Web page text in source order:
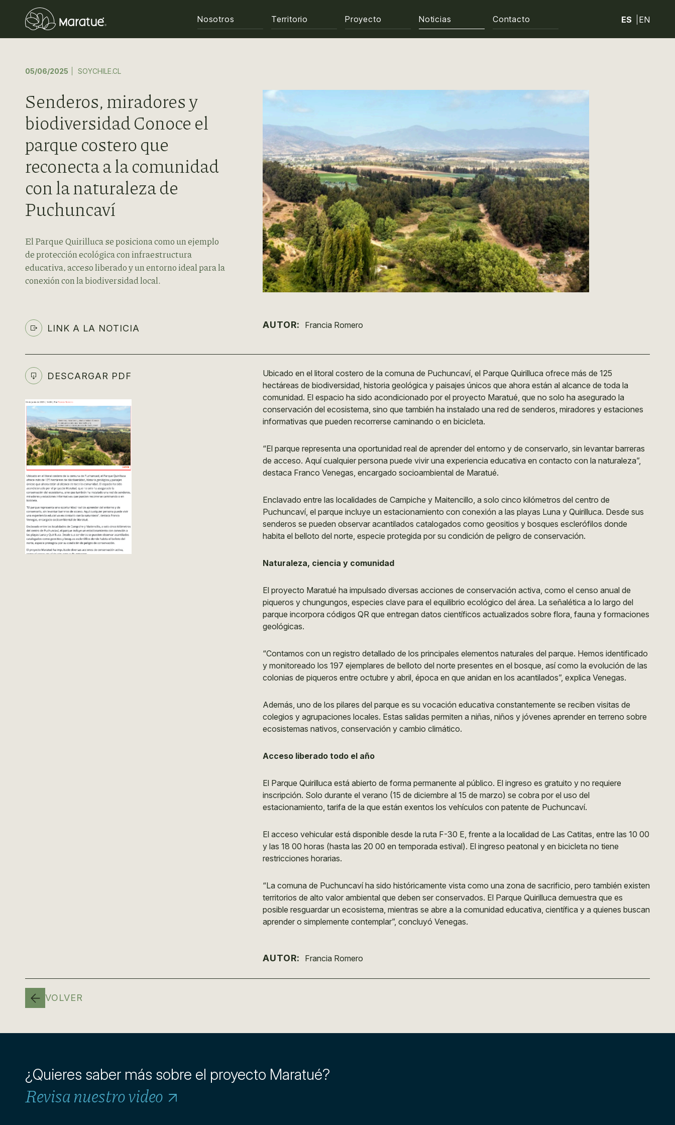
Nosotros Territorio Proyecto Noticias Contacto ES EN
05/06/2025 SOYCHILE.CL
Senderos, miradores y
biodiversidad Conoce el
parque costero que
reconecta a la comunidad
con la naturaleza de
Puchuncaví
El Parque Quirilluca se posiciona como un ejemplo
de protección ecológica con infraestructura
educativa, acceso liberado y un entorno ideal para la
conexión con la biodiversidad local.
LINK A LA NOTICIA AUTOR: Francia Romero
DESCARGAR PDF
Ubicado en el litoral costero de la comuna de Puchuncaví, el Parque Quirilluca ofrece más de 125
hectáreas de biodiversidad, historia geológica y paisajes únicos que ahora están al alcance de toda la
comunidad. El espacio ha sido acondicionado por el proyecto Maratué, que no solo ha asegurado la
conservación del ecosistema, sino que también ha instalado una red de senderos, miradores y estaciones
informativas que pueden recorrerse caminando o en bicicleta.
“El parque representa una oportunidad real de aprender del entorno y de conservarlo, sin levantar barreras
de acceso. Aquí cualquier persona puede vivir una experiencia educativa en contacto con la naturaleza”,
destaca Franco Venegas, encargado socioambiental de Maratué.
Enclavado entre las localidades de Campiche y Maitencillo, a solo cinco kilómetros del centro de
Puchuncaví, el parque incluye un estacionamiento con conexión a las playas Luna y Quirilluca. Desde sus
senderos se pueden observar acantilados catalogados como geositios y bosques esclerófilos donde
habita el belloto del norte, especie protegida por su condición de peligro de conservación.
Naturaleza, ciencia y comunidad
El proyecto Maratué ha impulsado diversas acciones de conservación activa, como el censo anual de
piqueros y chungungos, especies clave para el equilibrio ecológico del área. La señalética a lo largo del
parque incorpora códigos QR que entregan datos científicos actualizados sobre flora, fauna y formaciones
geológicas.
“Contamos con un registro detallado de los principales elementos naturales del parque. Hemos identificado
y monitoreado los 197 ejemplares de belloto del norte presentes en el bosque, así como la evolución de las
colonias de piqueros entre octubre y abril, época en que anidan en los acantilados”, explica Venegas.
Además, uno de los pilares del parque es su vocación educativa constantemente se reciben visitas de
colegios y agrupaciones locales. Estas salidas permiten a niñas, niños y jóvenes aprender en terreno sobre
ecosistemas nativos, conservación y cambio climático.
Acceso liberado todo el año
El Parque Quirilluca está abierto de forma permanente al público. El ingreso es gratuito y no requiere
inscripción. Solo durante el verano (15 de diciembre al 15 de marzo) se cobra por el uso del
estacionamiento, tarifa de la que están exentos los vehículos con patente de Puchuncaví.
El acceso vehicular está disponible desde la ruta F-30 E, frente a la localidad de Las Catitas, entre las 10 00
y las 18 00 horas (hasta las 20 00 en temporada estival). El ingreso peatonal y en bicicleta no tiene
restricciones horarias.
“La comuna de Puchuncaví ha sido históricamente vista como una zona de sacrificio, pero también existen
territorios de alto valor ambiental que deben ser conservados. El Parque Quirilluca demuestra que es
posible resguardar un ecosistema, mientras se abre a la comunidad educativa, científica y a quienes buscan
aprender o simplemente contemplar”, concluyó Venegas.
AUTOR: Francia Romero
VOLVER
¿Quieres saber más sobre el proyecto Maratué?
Revisa nuestro video